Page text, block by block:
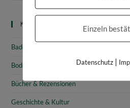
Kategorien
Baden-Württemberg
Bodensee
Bücher & Rezensionen
Geschichte & Kultur
Einzeln
Datenschutz|